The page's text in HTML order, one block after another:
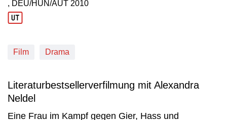
Produktionsland: DEU/HUN/AUT
, DEU/HUN/AUT
Produktionsjahr: 2010
2010
Film Drama
Literaturbestsellerverfilmung mit Alexandra
Neldel
Eine Frau im Kampf gegen Gier, Hass und